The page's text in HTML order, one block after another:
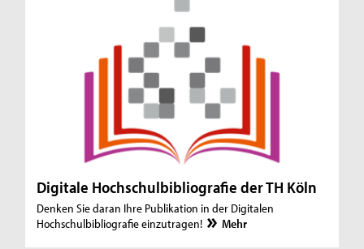
Digitale Hochschulbibliografie der TH Köln
Denken Sie daran Ihre Publikation in der Digitalen
Hochschulbibliografie einzutragen!
Mehr